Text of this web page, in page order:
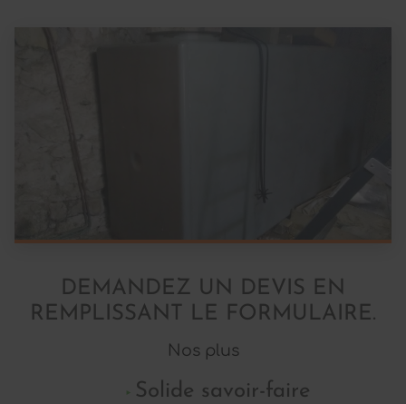
DEMANDEZ UN DEVIS EN
REMPLISSANT LE FORMULAIRE.
Nos plus
Solide savoir-faire